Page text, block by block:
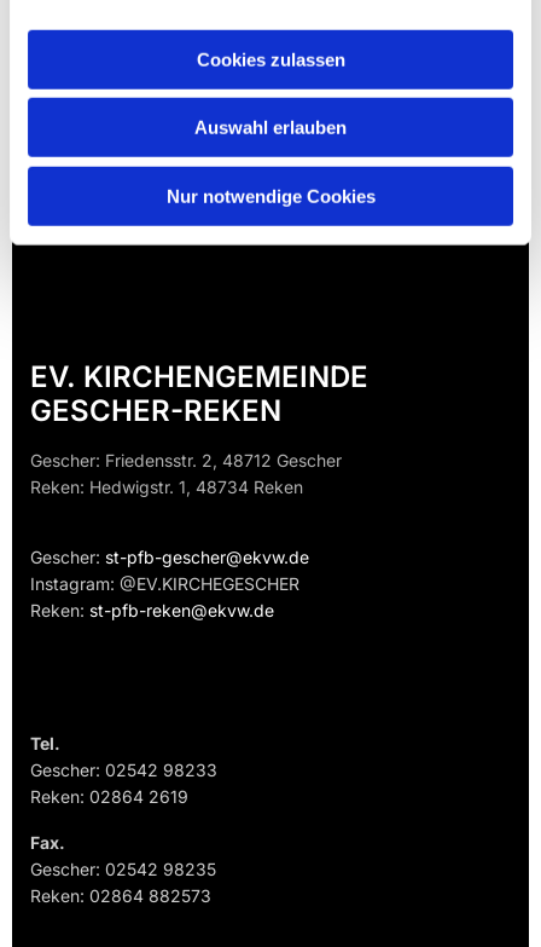
Cookies zulassen
Auswahl erlauben
Nur notwendige Cookies
EV. KIRCHENGEMEINDE
GESCHER-REKEN
Gescher: Friedensstr. 2, 48712 Gescher
Reken: Hedwigstr. 1, 48734 Reken
Gescher: st-pfb-gescher@ekvw.de
Instagram: @EV.KIRCHEGESCHER
Reken: st-pfb-reken@ekvw.de
Tel.
Gescher: 02542 98233
Reken: 02864 2619
Fax.
Gescher: 02542 98235
Reken: 02864 882573